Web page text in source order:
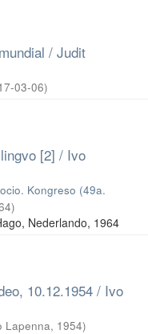
/ Judit
03-06)
[2] / Ivo
Kongreso (49a.
)
Nederlando, 1964
10.12.1954 / Ivo
Lapenna, 1954)